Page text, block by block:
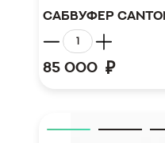
Сабвуфер
85 000 ₽